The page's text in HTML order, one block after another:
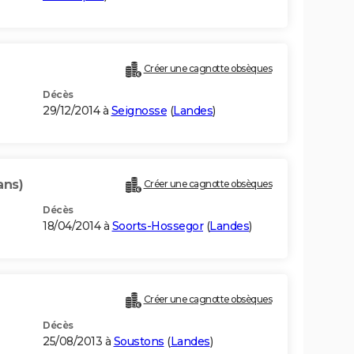
Créer une cagnotte obsèques
Décès
29/12/2014 à Seignosse (Landes)
Créer une cagnotte obsèques
Décès
18/04/2014 à Soorts-Hossegor(Landes)
Créer une cagnotte obsèques
Décès
25/08/2013 à Soustons (Landes)